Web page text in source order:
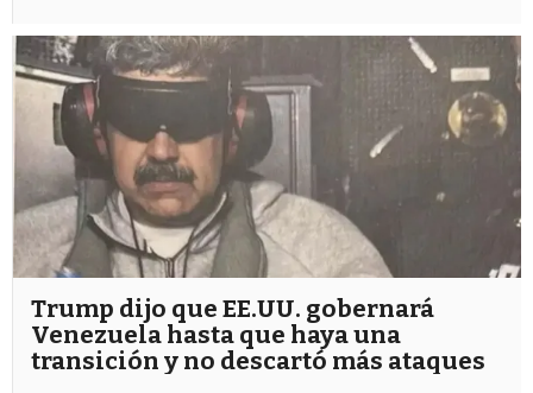
Trump dijo que EE.UU. gobernará
Venezuela hasta que haya una
transición y no descartó más ataques